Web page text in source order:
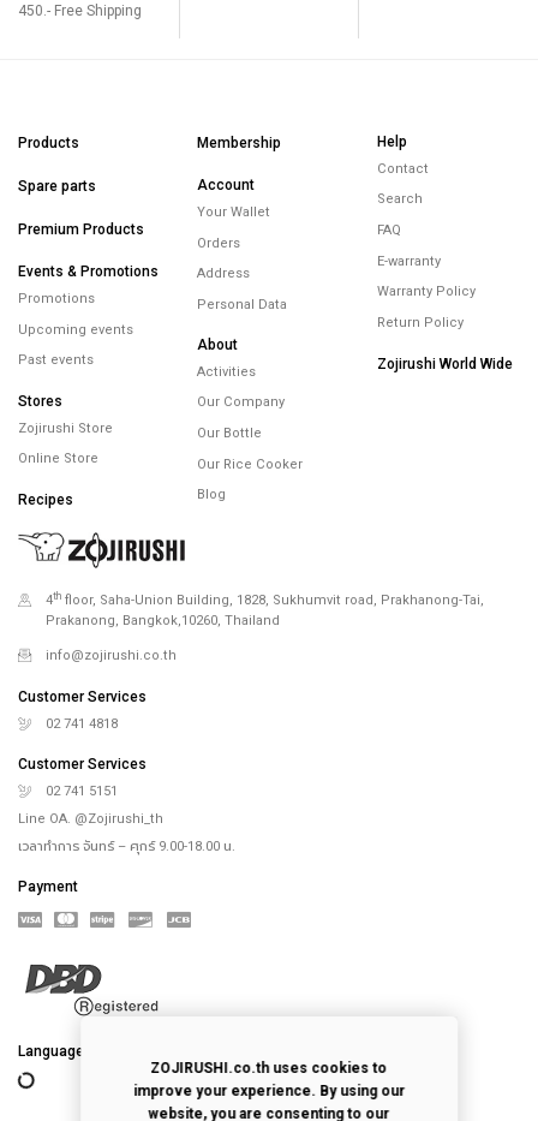
450.- Free Shipping
Products
Spare parts
Premium Products
Events & Promotions
Promotions
Upcoming events
Past events
Stores
Zojirushi Store
Online Store
Recipes
Membership
Account
Your Wallet
Orders
Address
Personal Data
About
Activities
Our Company
Our Bottle
Our Rice Cooker
Blog
Help
Contact
Search
FAQ
E-warranty
Warranty Policy
Return Policy
Zojirushi World Wide
4th floor, Saha-Union Building, 1828, Sukhumvit road, Prakhanong-Tai,
Prakanong, Bangkok,10260, Thailand
info@zojirushi.co.th
Customer Services
02 741 4818
Customer Services
02 741 5151
Line OA. @Zojirushi_th
เวลาทำการ จันทร์ – ศุกร์ 9.00-18.00 น.
Payment
Language
ZOJIRUSHI.co.th uses cookies to
improve your experience. By using our
website, you are consenting to our